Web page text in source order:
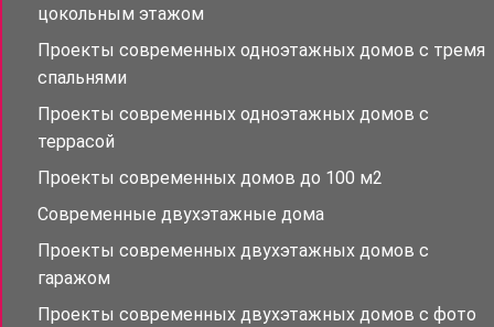
цокольным этажом
Проекты современных одноэтажных домов с тремя
спальнями
Проекты современных одноэтажных домов с
террасой
Проекты современных домов до 100 м2
Современные двухэтажные дома
Проекты современных двухэтажных домов с
гаражом
Проекты современных двухэтажных домов с фото